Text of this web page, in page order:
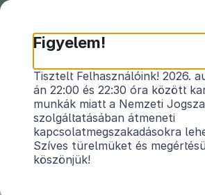
2013. évi CLVIII.
egyes törvényeknek a
gyermekvédelmi ellátások
nyilvántartásával összefüggő
Hatályos: 2014. 07. 02. – 2023.
Figyelem!
Tisztelt Felhasználóink! 2026.
án 22:00 és 22:30 óra között
munkák miatt a Nemzeti
szolgáltatásában átmeneti
kapcsolatmegszakadásokra
Szíves türelmüket és
köszönjük!